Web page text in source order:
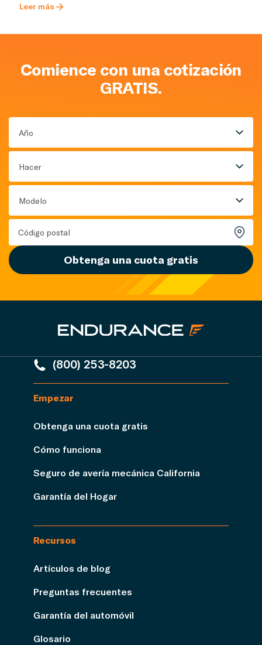
Leer más
Comience con una cotización
GRATIS.
Año
Hacer
Modelo
Obtenga una cuota gratis
(800) 253-8203
Empezar
Obtenga una cuota gratis
Cómo funciona
Seguro de avería mecánica California
Garantía del Hogar
Recursos
Artículos de blog
Preguntas frecuentes
Garantía del automóvil
Glosario